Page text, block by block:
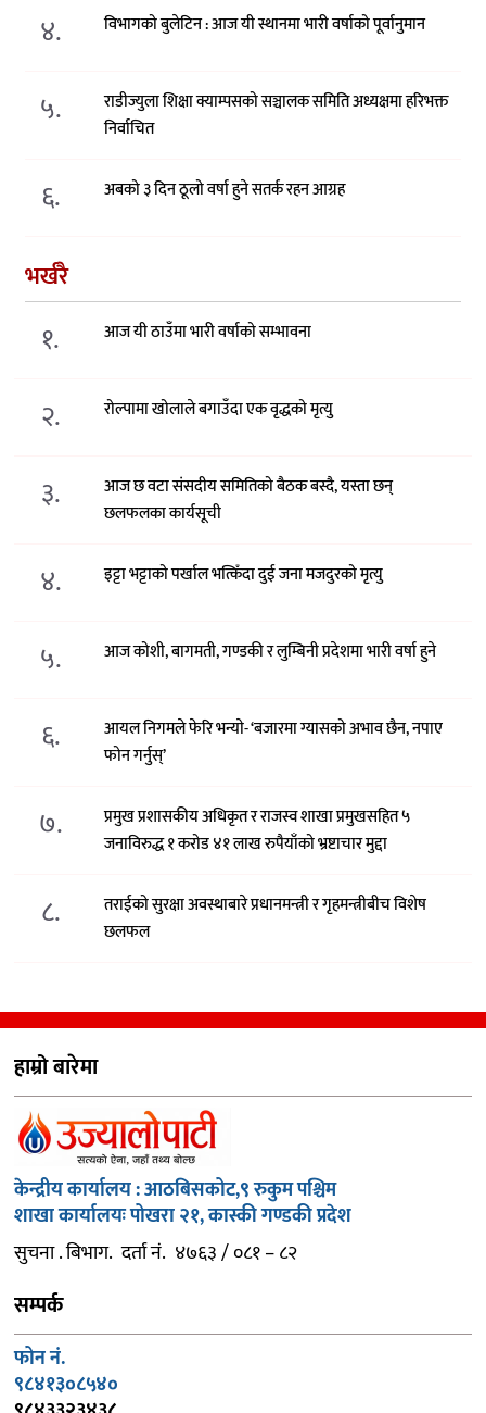
४. विभागको बुलेटिन : आज यी स्थानमा भारी वर्षाको पूर्वानुमान
५.
राडीज्युला शिक्षा क्याम्पसको सञ्चालक समिति अध्यक्षमा हरिभक्त
निर्वाचित
६. अबको ३ दिन ठूलो वर्षा हुने सतर्क रहन आग्रह
भर्खरै
१. आज यी ठाउँमा भारी वर्षाको सम्भावना
२. रोल्पामा खोलाले बगाउँदा एक वृद्धको मृत्यु
३.
आज छ वटा संसदीय समितिको बैठक बस्दै, यस्ता छन्
छलफलका कार्यसूची
४. इट्टा भट्टाको पर्खाल भत्किँदा दुई जना मजदुरको मृत्यु
५. आज कोशी, बागमती, गण्डकी र लुम्बिनी प्रदेशमा भारी वर्षा हुने
६.
आयल निगमले फेरि भन्याे- ‘बजारमा ग्यासको अभाव छैन, नपाए
फोन गर्नुस्’
७.
प्रमुख प्रशासकीय अधिकृत र राजस्व शाखा प्रमुखसहित ५
जनाविरुद्ध १ करोड ४१ लाख रुपैयाँको भ्रष्टाचार मुद्दा
८.
तराईको सुरक्षा अवस्थाबारे प्रधानमन्त्री र गृहमन्त्रीबीच विशेष
छलफल
हाम्रो बारेमा
केन्द्रीय कार्यालय : आठबिसकोट,९ रुकुम पश्चिम
शाखा कार्यालयः पोखरा २१, कास्की गण्डकी प्रदेश
सुचना . बिभाग. दर्ता नं. ४७६३ / ०८१ – ८२
सम्पर्क
फोन नं.
९८४१३०८५४०